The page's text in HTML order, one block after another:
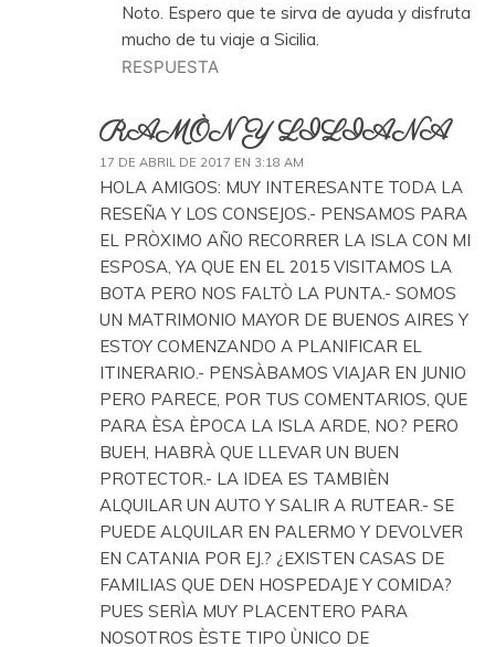
Noto. Espero que te sirva de ayuda y disfruta
mucho de tu viaje a Sicilia.
RESPUESTA
RAMÒN Y LILIANA
17 DE ABRIL DE 2017 EN 3:18 AM
HOLA AMIGOS: MUY INTERESANTE TODA LA
RESEÑA Y LOS CONSEJOS.- PENSAMOS PARA
EL PRÒXIMO AÑO RECORRER LA ISLA CON MI
ESPOSA, YA QUE EN EL 2015 VISITAMOS LA
BOTA PERO NOS FALTÒ LA PUNTA.- SOMOS
UN MATRIMONIO MAYOR DE BUENOS AIRES Y
ESTOY COMENZANDO A PLANIFICAR EL
ITINERARIO.- PENSÀBAMOS VIAJAR EN JUNIO
PERO PARECE, POR TUS COMENTARIOS, QUE
PARA ÈSA ÈPOCA LA ISLA ARDE, NO? PERO
BUEH, HABRÀ QUE LLEVAR UN BUEN
PROTECTOR.- LA IDEA ES TAMBIÈN
ALQUILAR UN AUTO Y SALIR A RUTEAR.- SE
PUEDE ALQUILAR EN PALERMO Y DEVOLVER
EN CATANIA POR EJ.? ¿EXISTEN CASAS DE
FAMILIAS QUE DEN HOSPEDAJE Y COMIDA?
PUES SERÌA MUY PLACENTERO PARA
NOSOTROS ÈSTE TIPO ÙNICO DE